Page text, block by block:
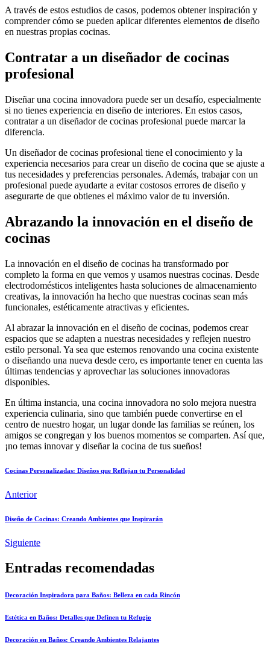
A través de estos estudios de casos, podemos obtener inspiración y
comprender cómo se pueden aplicar diferentes elementos de diseño
en nuestras propias cocinas.
Contratar a un diseñador de cocinas
profesional
Diseñar una cocina innovadora puede ser un desafío, especialmente
si no tienes experiencia en diseño de interiores. En estos casos,
contratar a un diseñador de cocinas profesional puede marcar la
diferencia.
Un diseñador de cocinas profesional tiene el conocimiento y la
experiencia necesarios para crear un diseño de cocina que se ajuste a
tus necesidades y preferencias personales. Además, trabajar con un
profesional puede ayudarte a evitar costosos errores de diseño y
asegurarte de que obtienes el máximo valor de tu inversión.
Abrazando la innovación en el diseño de
cocinas
La innovación en el diseño de cocinas ha transformado por
completo la forma en que vemos y usamos nuestras cocinas. Desde
electrodomésticos inteligentes hasta soluciones de almacenamiento
creativas, la innovación ha hecho que nuestras cocinas sean más
funcionales, estéticamente atractivas y eficientes.
Al abrazar la innovación en el diseño de cocinas, podemos crear
espacios que se adapten a nuestras necesidades y reflejen nuestro
estilo personal. Ya sea que estemos renovando una cocina existente
o diseñando una nueva desde cero, es importante tener en cuenta las
últimas tendencias y aprovechar las soluciones innovadoras
disponibles.
En última instancia, una cocina innovadora no solo mejora nuestra
experiencia culinaria, sino que también puede convertirse en el
centro de nuestro hogar, un lugar donde las familias se reúnen, los
amigos se congregan y los buenos momentos se comparten. Así que,
¡no temas innovar y diseñar la cocina de tus sueños!
Cocinas Personalizadas: Diseños que Reflejan tu Personalidad
Anterior
Diseño de Cocinas: Creando Ambientes que Inspirarán
Siguiente
Entradas recomendadas
Decoración Inspiradora para Baños: Belleza en cada Rincón
Estética en Baños: Detalles que Definen tu Refugio
Decoración en Baños: Creando Ambientes Relajantes